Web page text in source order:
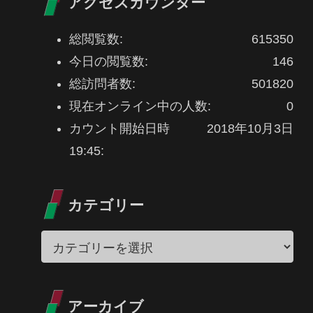
615350
総閲覧数:
146
今日の閲覧数:
501820
総訪問者数:
0
現在オンライン中の人数:
2018年10月3日
カウント開始日時
19:45:
カテゴリー
アーカイブ